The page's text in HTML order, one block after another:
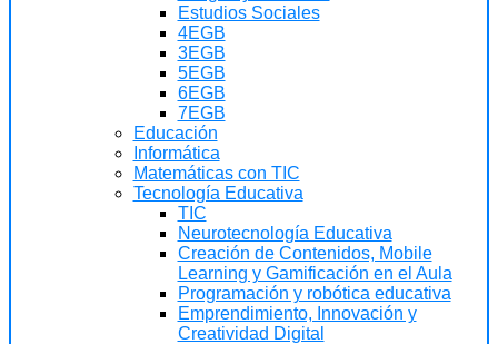
Estudios Sociales
4EGB
3EGB
5EGB
6EGB
7EGB
Educación
Informática
Matemáticas con TIC
Tecnología Educativa
TIC
Neurotecnología Educativa
Creación de Contenidos, Mobile
Learning y Gamificación en el Aula
Programación y robótica educativa
Emprendimiento, Innovación y
Creatividad Digital